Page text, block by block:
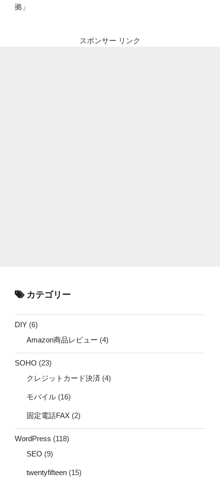
拠」
スポンサー リンク
カテゴリー
DIY (6)
Amazon商品レビュー (4)
SOHO (23)
クレジットカード決済 (4)
モバイル (16)
固定電話FAX (2)
WordPress (118)
SEO (9)
twentyfifteen (15)